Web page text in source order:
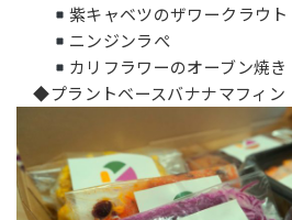
紫キャベツのザワークラウト
ニンジンラぺ
カリフラワーのオーブン焼き
◆プラントベースバナナマフィン